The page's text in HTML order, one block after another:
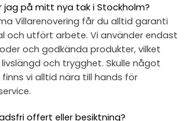
jag på mitt nya tak i Stockholm?
Villarenovering får du alltid garanti
och utfört arbete. Vi använder endast
och godkända produkter, vilket
och trygghet. Skulle något
vi alltid nära till hands för
offert eller besiktning?